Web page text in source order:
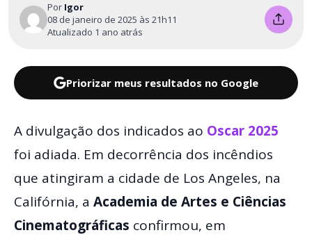
Por Igor
08 de janeiro de 2025 às 21h11
Atualizado 1 ano atrás
Priorizar meus resultados no Google
A divulgação dos indicados ao Oscar 2025
foi adiada. Em decorrência dos incêndios
que atingiram a cidade de Los Angeles, na
Califórnia, a Academia de Artes e Ciências
Cinematográficas confirmou, em